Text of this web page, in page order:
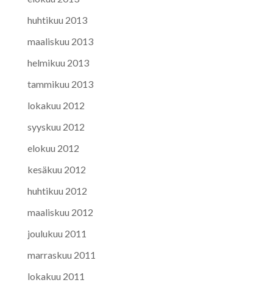
huhtikuu 2013
maaliskuu 2013
helmikuu 2013
tammikuu 2013
lokakuu 2012
syyskuu 2012
elokuu 2012
kesäkuu 2012
huhtikuu 2012
maaliskuu 2012
joulukuu 2011
marraskuu 2011
lokakuu 2011